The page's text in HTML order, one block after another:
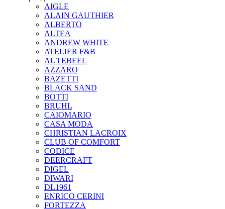
AIGLE
ALAIN GAUTHIER
ALBERTO
ALTEA
ANDREW WHITE
ATELIER F&B
AUTEBEEL
AZZARO
BAZETTI
BLACK SAND
BOTTI
BRUHL
CAIOMARIO
CASA MODA
CHRISTIAN LACROIX
CLUB OF COMFORT
CODICE
DEERCRAFT
DIGEL
DIWARI
DL1961
ENRICO CERINI
FORTEZZA